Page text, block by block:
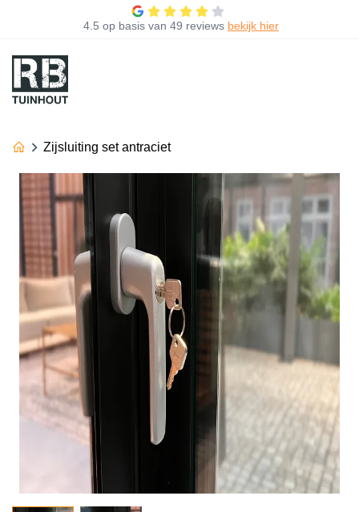
4.5 op basis van 49 reviews bekijk hier
Zijsluiting set antraciet